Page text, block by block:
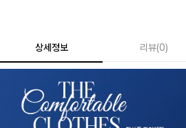
상세정보 리뷰(0)